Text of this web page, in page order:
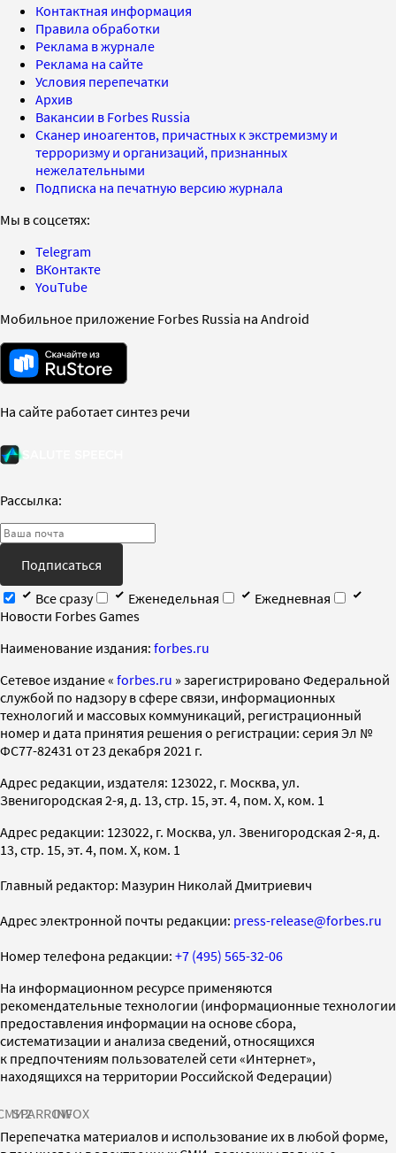
Контактная информация
Правила обработки
Реклама в журнале
Реклама на сайте
Условия перепечатки
Архив
Вакансии в Forbes Russia
Сканер иноагентов, причастных к экстремизму и
терроризму и организаций, признанных
нежелательными
Подписка на печатную версию журнала
Мы в соцсетях:
Telegram
ВКонтакте
YouTube
Мобильное приложение Forbes Russia на Android
На сайте работает синтез речи
Рассылка:
Подписаться
Все сразу
Еженедельная
Ежедневная
Новости Forbes Games
Наименование издания: forbes.ru
Cетевое издание « forbes.ru » зарегистрировано Федеральной
службой по надзору в сфере связи, информационных
технологий и массовых коммуникаций, регистрационный
номер и дата принятия решения о регистрации: серия Эл №
ФС77-82431 от 23 декабря 2021 г.
Адрес редакции, издателя: 123022, г. Москва, ул.
Звенигородская 2-я, д. 13, стр. 15, эт. 4, пом. X, ком. 1
Адрес редакции: 123022, г. Москва, ул. Звенигородская 2-я, д.
13, стр. 15, эт. 4, пом. X, ком. 1
Главный редактор: Мазурин Николай Дмитриевич
Адрес электронной почты редакции: press-release@forbes.ru
Номер телефона редакции: +7 (495) 565-32-06
На информационном ресурсе применяются
рекомендательные технологии (информационные технологии
предоставления информации на основе сбора,
систематизации и анализа сведений, относящихся
к предпочтениям пользователей сети «Интернет»,
находящихся на территории Российской Федерации)
SPARROWINFOX
Перепечатка материалов и использование их в любой форме,